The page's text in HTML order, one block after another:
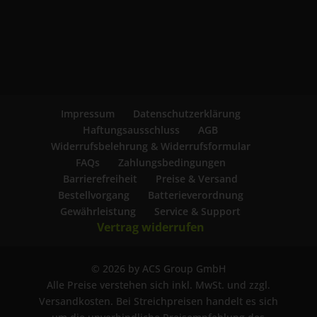
Impressum
Datenschutzerklärung
Haftungsausschluss
AGB
Widerrufsbelehrung & Widerrufsformular
FAQs
Zahlungsbedingungen
Barrierefreiheit
Preise & Versand
Bestellvorgang
Batterieverordnung
Gewährleistung
Service & Support
Vertrag widerrufen
© 2026 by ACS Group GmbH
Alle Preise verstehen sich inkl. MwSt. und zzgl.
Versandkosten. Bei Streichpreisen handelt es sich